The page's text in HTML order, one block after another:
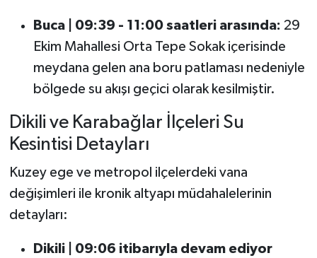
Buca | 09:39 - 11:00 saatleri arasında: 29
Ekim Mahallesi Orta Tepe Sokak içerisinde
meydana gelen ana boru patlaması nedeniyle
bölgede su akışı geçici olarak kesilmiştir.
Dikili ve Karabağlar İlçeleri Su
Kesintisi Detayları
Kuzey ege ve metropol ilçelerdeki vana
değişimleri ile kronik altyapı müdahalelerinin
detayları:
Dikili | 09:06 itibarıyla devam ediyor